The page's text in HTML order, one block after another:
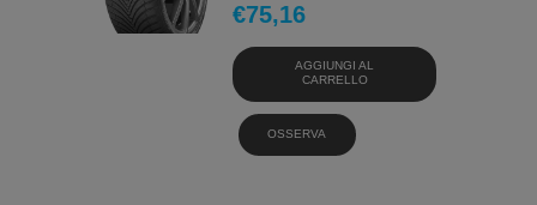
€75,16
AGGIUNGI AL
CARRELLO
OSSERVA